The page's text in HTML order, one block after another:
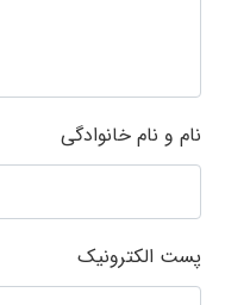
نام و نام خانوادگی
پست الکترونیک